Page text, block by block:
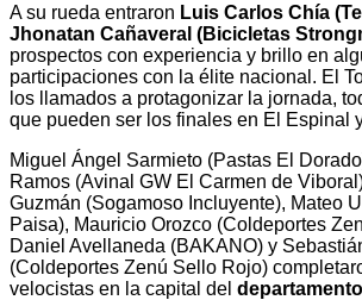
A su rueda entraron Luis Carlos Chía
Jhonatan Cañaveral (Bicicletas
prospectos con experiencia y brillo en
participaciones con la élite nacional. El
los llamados a protagonizar la jornada,
que pueden ser los finales en El Espinal
Miguel Ángel Sarmieto (Pastas El
Ramos (Avinal GW El Carmen de
Guzmán (Sogamoso Incluyente), Mateo
Paisa), Mauricio Orozco (Coldeportes
Daniel Avellaneda (BAKANO) y
(Coldeportes Zenú Sello Rojo)
velocistas en la capital del